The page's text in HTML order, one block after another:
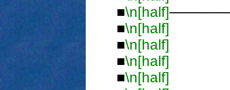
■\n[half]
■\n[half]
■\n[half]
■\n[half]
■\n[half]